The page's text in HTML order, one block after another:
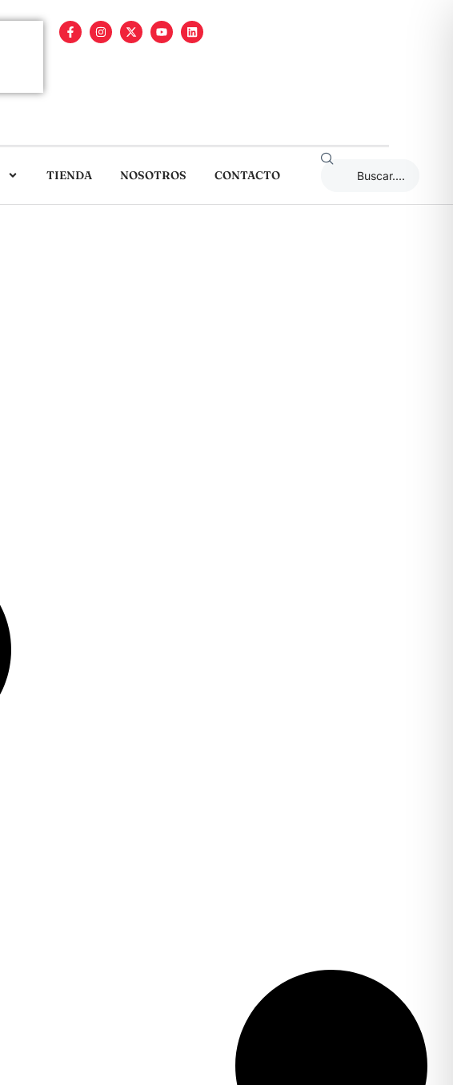
TIENDA NOSOTROS CONTACTO